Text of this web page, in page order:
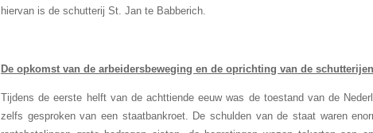
hiervan is de schutterij St. Jan te Babberich.
De opkomst van de arbeidersbeweging en de oprichting van de schutterijen
Tijdens de eerste helft van de achttiende eeuw was de toestand van de
zelfs gesproken van een staatbankroet. De schulden van de staat waren